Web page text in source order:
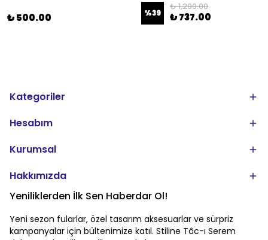
₺ 500.00 %39
₺ 1,200.00
₺ 737.00
Kategoriler
Hesabım
Kurumsal
Hakkımızda
Yeniliklerden İlk Sen Haberdar Ol!
Yeni sezon fularlar, özel tasarım aksesuarlar ve sürpriz
kampanyalar için bültenimize katıl. Stiline Tâc-ı Serem